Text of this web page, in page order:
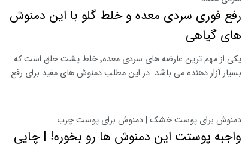
رفع فوری سردی معده و خلط گلو با این دمنوش
های گیاهی
یکی از مهم ترین عارضه های سردی معده٬ خلط پشت حلق است که
بسیار آزار دهنده می باشد. در این مطلب دمنوش های مفید برای رفع…
دمنوش برای پوست خشک | دمنوش برای پوست چرب
واجبه پوستت این دمنوش ها رو بخوره! | چایی